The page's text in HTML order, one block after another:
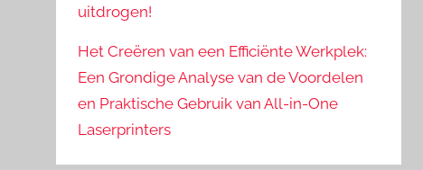
uitdrogen!
Het Creëren van een Efficiënte Werkplek:
Een Grondige Analyse van de Voordelen
en Praktische Gebruik van All-in-One
Laserprinters